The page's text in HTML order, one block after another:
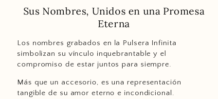
Sus Nombres, Unidos en una Promesa
Eterna
Los nombres grabados en la Pulsera Infinita
simbolizan su vínculo inquebrantable y el
compromiso de estar juntos para siempre.
Más que un accesorio, es una representación
tangible de su amor eterno e incondicional.